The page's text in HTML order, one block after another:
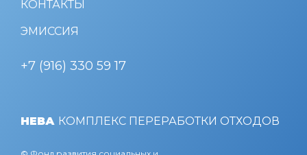
НЕВА КОМПЛЕКС ПЕРЕРАБОТКИ ОТХОДОВ
КОНТАКТЫ
ЭМИССИЯ
+7 (916) 330 59 17